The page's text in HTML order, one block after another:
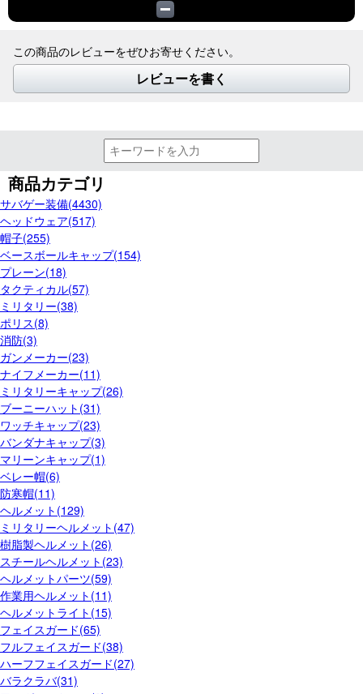
この商品のレビューをぜひお寄せください。
レビューを書く
商品カテゴリ
サバゲー装備(4430)
ヘッドウェア(517)
帽子(255)
ベースボールキャップ(154)
プレーン(18)
タクティカル(57)
ミリタリー(38)
ポリス(8)
消防(3)
ガンメーカー(23)
ナイフメーカー(11)
ミリタリーキャップ(26)
ブーニーハット(31)
ワッチキャップ(23)
バンダナキャップ(3)
マリーンキャップ(1)
ベレー帽(6)
防寒帽(11)
ヘルメット(129)
ミリタリーヘルメット(47)
樹脂製ヘルメット(26)
スチールヘルメット(23)
ヘルメットパーツ(59)
作業用ヘルメット(11)
ヘルメットライト(15)
フェイスガード(65)
フルフェイスガード(38)
ハーフフェイスガード(27)
バラクラバ(31)